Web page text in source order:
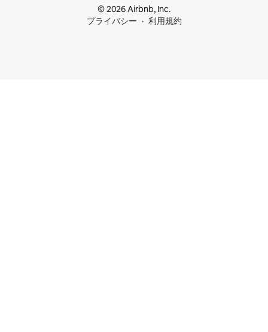
© 2026 Airbnb, Inc.
プライバシー
利用規約